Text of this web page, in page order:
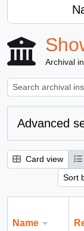
Archival
Advanced
Card view
Sort
Name